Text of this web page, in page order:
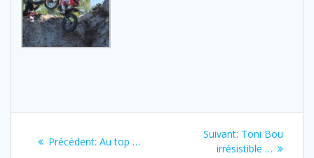
Précédent: Previous
Au top …
Suivant: Next
post:
Toni Bou
irrésistible …